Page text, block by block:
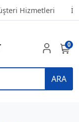
Hizmetleri
ARA
0